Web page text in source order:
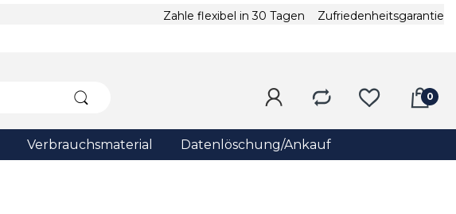
Zahle flexibel in 30 Tagen Zufriedenheitsgarantie
Verbrauchsmaterial Datenlöschung/Ankauf